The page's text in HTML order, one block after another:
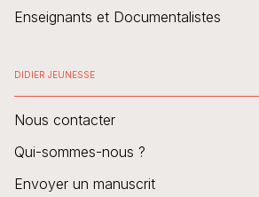
Enseignants et Documentalistes
DIDIER JEUNESSE
Nous contacter
Qui-sommes-nous ?
Envoyer un manuscrit